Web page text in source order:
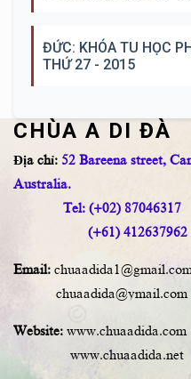
ĐỨC: KHÓA TU HỌC
THỨ 27 - 2015
CHÙA A DI ĐÀ
Địa chỉ: 52 Bareena street,
Australia.
Tel: (+02) 87046317
(+61) 412637962
Email:
chuaadida@ymail.com
Website: www.chuaadida.com
www.chuaadida.net